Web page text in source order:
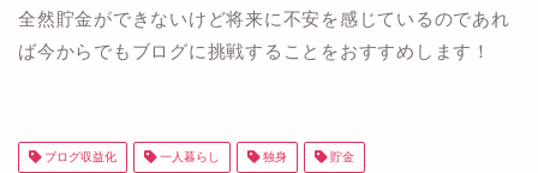
全然貯金ができないけど将来に不安を感じているのであれ
ば今からでもブログに挑戦することをおすすめします！
ブログ収益化 一人暮らし 独身 貯金